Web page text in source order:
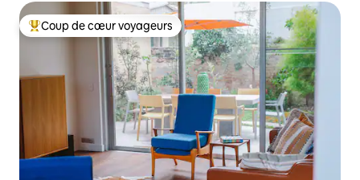
Coups de cœur voyageurs les plus appréciés
Coup de cœur voyageurs